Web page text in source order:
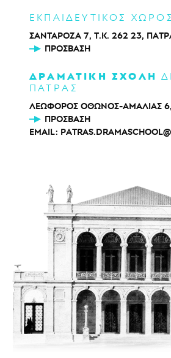
ΕΚΠΑΙΔΕΥΤΙΚΟΣ
ΣΑΝΤΑΡΟΖΑ 7, Τ.Κ. 262 23,
ΠΡΌΣΒΑΣΗ
ΔΡΑΜΑΤΙΚΗ ΣΧΟΛΗ
ΠΑΤΡΑΣ
ΛΕΩΦΟΡΟΣ ΟΘΩΝΟΣ-ΑΜΑΛΙΑΣ
ΠΡΌΣΒΑΣΗ
EMAIL: